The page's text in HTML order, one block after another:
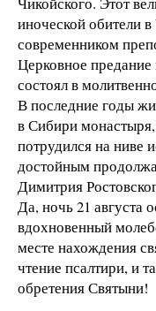
иноческой обители
современником
Церковное предание
состоял в
В последние годы
в Сибири
потрудился на ниве
достойным
Димитрия
Да, ночь 21 августа
вдохновенный
месте нахождения
чтение псалтири, и
обретения Святыни!